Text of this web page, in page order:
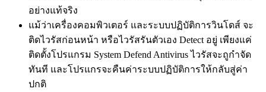
อย่างแท้จริง
แม้ว่าเครื่องคอมพิวเตอร์ และระบบปฏิบัติการวินโดส์ จะ
ติดไวรัสก่อนหน้า หรือไวรัสรันตัวเอง Detect อยู่ เพียงแค่
ติดตั้งโปรแกรม System Defend Antivirus ไวรัสจะถูกำจัด
ทันที และโปรแกรจะคืนค่าระบบปฏิบัติการให้กลับสู่ค่า
ปกติ